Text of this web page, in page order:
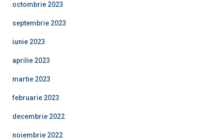
octombrie 2023
septembrie 2023
iunie 2023
aprilie 2023
martie 2023
februarie 2023
decembrie 2022
noiembrie 2022